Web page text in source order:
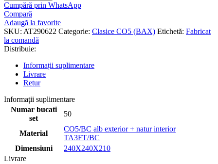
Cumpără prin WhatsApp
Compară
Adaugă la favorite
SKU: AT290622 Categorie: Clasice CO5 (BAX) Etichetă: Fabricat
la comandă
Distribuie:
Informații suplimentare
Livrare
Retur
Informații suplimentare
Numar bucati
set
50
Material
CO5/BC alb exterior + natur interior
TA3FT/BC
Dimensiuni
240X240X210
Livrare